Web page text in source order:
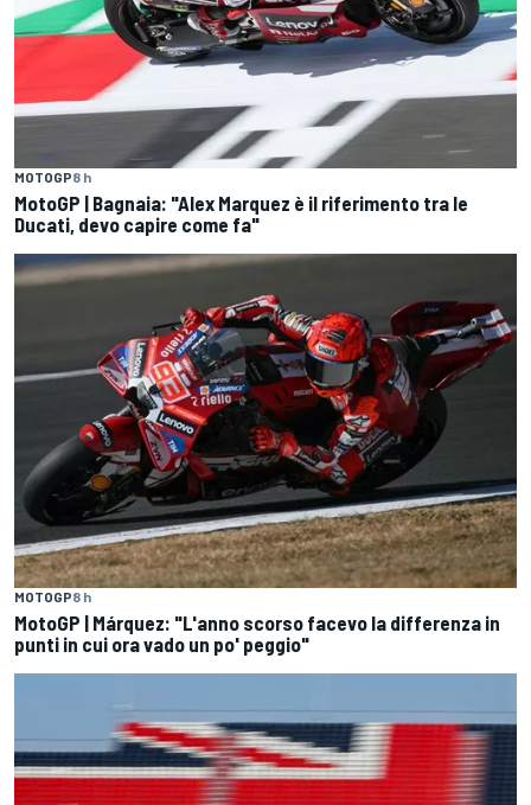
MOTOGP8 h
MotoGP | Bagnaia: "Alex Marquez è il riferimento tra le
Ducati, devo capire come fa"
MOTOGP8 h
MotoGP | Márquez: "L'anno scorso facevo la differenza in
punti in cui ora vado un po' peggio"